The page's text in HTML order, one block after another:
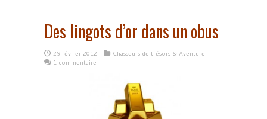
Des lingots d’or dans un obus
29 février 2012
Chasseurs de trésors & Aventure
1 commentaire